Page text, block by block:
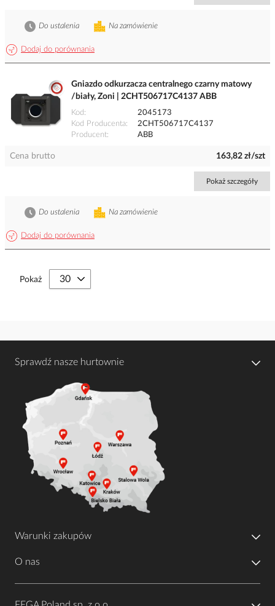
Dodaj do porównania
Na zamówienie
Do ustalenia
Gniazdo odkurzacza centralnego czarny matowy
/biały, Zoni | 2CHT506717C4137 ABB
Kod
2045173
Kod Producenta
2CHT506717C4137
Producent
ABB
Cena brutto 163,82 zł/szt
Pokaż szczegóły
Dodaj do porównania
Na zamówienie
Do ustalenia
Pokaż
Sprawdź nasze hurtownie
Warunki zakupów
O nas